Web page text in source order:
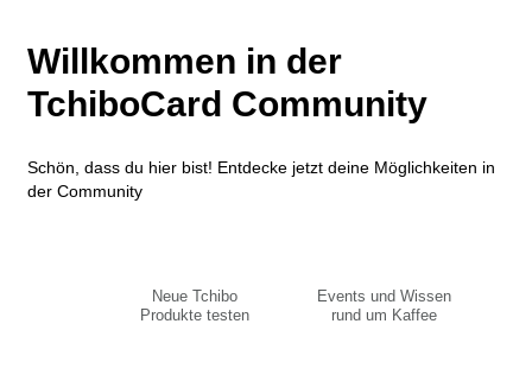
Willkommen in der
TchiboCard Community
Schön, dass du hier bist! Entdecke jetzt deine Möglichkeiten in
der Community
Neue Tchibo
Produkte testen
Events und Wissen
rund um Kaffee